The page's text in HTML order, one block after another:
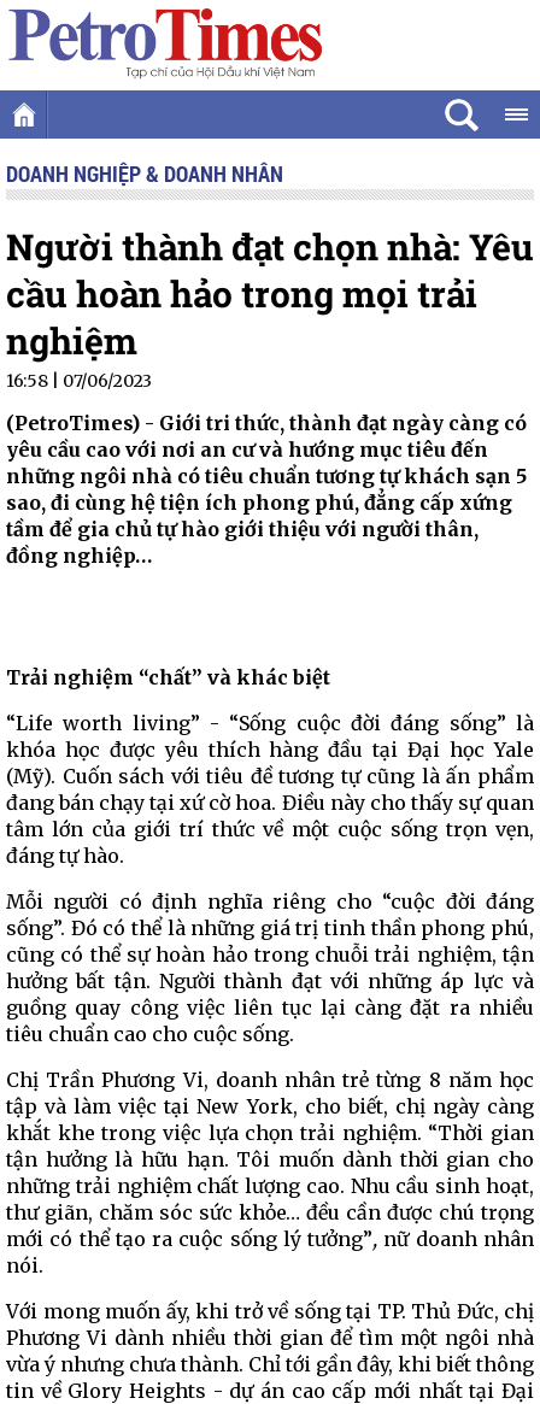
DOANH NGHIỆP & DOANH NHÂN
Người thành đạt chọn nhà: Yêu
cầu hoàn hảo trong mọi trải
nghiệm
16:58 | 07/06/2023
(PetroTimes) - Giới tri thức, thành đạt ngày càng có
yêu cầu cao với nơi an cư và hướng mục tiêu đến
những ngôi nhà có tiêu chuẩn tương tự khách sạn 5
sao, đi cùng hệ tiện ích phong phú, đẳng cấp xứng
tầm để gia chủ tự hào giới thiệu với người thân,
đồng nghiệp…
Trải nghiệm “chất” và khác biệt
“Life worth living” - “Sống cuộc đời đáng sống” là
khóa học được yêu thích hàng đầu tại Đại học Yale
(Mỹ). Cuốn sách với tiêu đề tương tự cũng là ấn phẩm
đang bán chạy tại xứ cờ hoa. Điều này cho thấy sự quan
tâm lớn của giới trí thức về một cuộc sống trọn vẹn,
đáng tự hào.
Mỗi người có định nghĩa riêng cho “cuộc đời đáng
sống”. Đó có thể là những giá trị tinh thần phong phú,
cũng có thể sự hoàn hảo trong chuỗi trải nghiệm, tận
hưởng bất tận. Người thành đạt với những áp lực và
guồng quay công việc liên tục lại càng đặt ra nhiều
tiêu chuẩn cao cho cuộc sống.
Chị Trần Phương Vi, doanh nhân trẻ từng 8 năm học
tập và làm việc tại New York, cho biết, chị ngày càng
khắt khe trong việc lựa chọn trải nghiệm. “Thời gian
tận hưởng là hữu hạn. Tôi muốn dành thời gian cho
những trải nghiệm chất lượng cao. Nhu cầu sinh hoạt,
thư giãn, chăm sóc sức khỏe… đều cần được chú trọng
mới có thể tạo ra cuộc sống lý tưởng”, nữ doanh nhân
nói.
Với mong muốn ấy, khi trở về sống tại TP. Thủ Đức, chị
Phương Vi dành nhiều thời gian để tìm một ngôi nhà
vừa ý nhưng chưa thành. Chỉ tới gần đây, khi biết thông
tin về Glory Heights - dự án cao cấp mới nhất tại Đại